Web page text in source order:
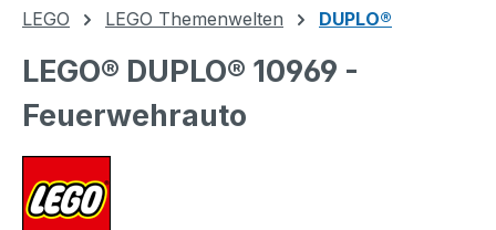
LEGO LEGO Themenwelten DUPLO®
LEGO® DUPLO® 10969 -
Feuerwehrauto